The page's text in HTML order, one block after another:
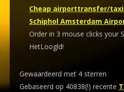
Cheap airporttransfer/
Schiphol Amsterdam
Order in 3 mouse clicks your
HetLoogld!
Gewaardeerd met 4 sterren
Gebaseerd op 40838(!) recente